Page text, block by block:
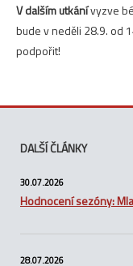
V dalším utkánívyzve
bude v neděli 28.9. od
podpořit!
DALŠÍ ČLÁNKY
30.07.2026
Hodnocení sezóny:
28.07.2026